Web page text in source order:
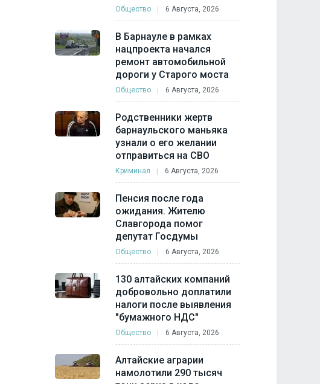
Общество 6 Августа, 2026
В Барнауле в рамках
нацпроекта начался
ремонт автомобильной
дороги у Старого моста
Общество 6 Августа, 2026
Родственники жертв
барнаульского маньяка
узнали о его желании
отправиться на СВО
Криминал 6 Августа, 2026
Пенсия после года
ожидания. Жителю
Славгорода помог
депутат Госдумы
Общество 6 Августа, 2026
130 алтайских компаний
добровольно доплатили
налоги после выявления
"бумажного НДС"
Общество 6 Августа, 2026
Алтайские аграрии
намолотили 290 тысяч